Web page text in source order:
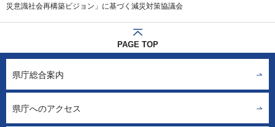
災意識社会再構築ビジョン」に基づく減災対策協議会
PAGE TOP
県庁総合案内
県庁へのアクセス